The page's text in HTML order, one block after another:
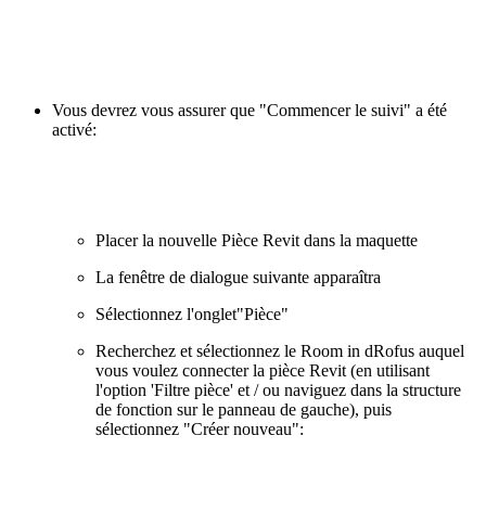
Vous devrez vous assurer que "Commencer le suivi" a été
activé:
Placer la nouvelle Pièce Revit dans la maquette
La fenêtre de dialogue suivante apparaîtra
Sélectionnez l'onglet"Pièce"
Recherchez et sélectionnez le Room in dRofus auquel
vous voulez connecter la pièce Revit (en utilisant
l'option 'Filtre pièce' et / ou naviguez dans la structure
de fonction sur le panneau de gauche), puis
sélectionnez "Créer nouveau":